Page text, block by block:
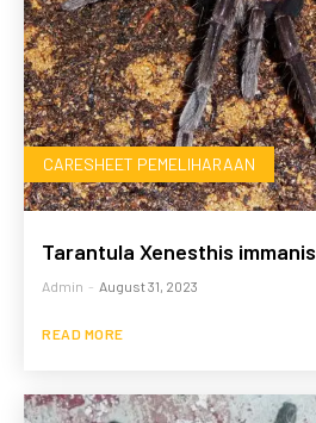
CARESHEET PEMELIHARAAN
Tarantula Xenesthis immanis
Admin - August 31, 2023
READ MORE